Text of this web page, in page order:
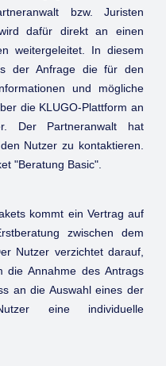
bzw. Juristen
dafür direkt an einen
weitergeleitet. In diesem
der Anfrage die für den
und mögliche
die KLUGO-Plattform an
Der Partneranwalt hat
Nutzer zu kontaktieren.
"Beratung Basic".
kommt ein Vertrag auf
zwischen dem
Nutzer verzichtet darauf,
die Annahme des Antrags
an die Auswahl eines der
eine individuelle